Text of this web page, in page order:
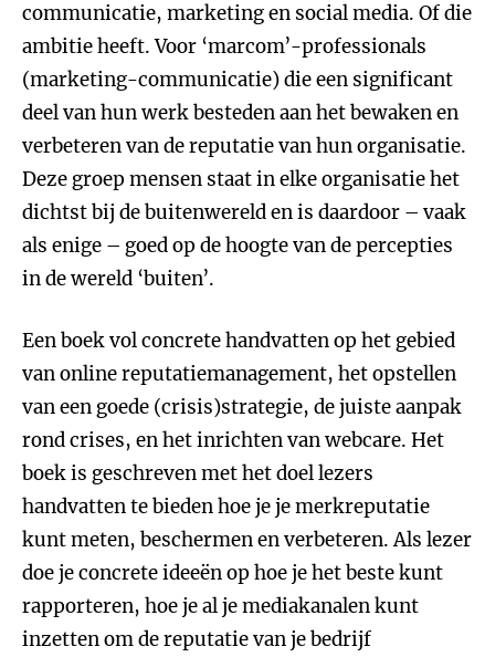
communicatie, marketing en social media. Of die
ambitie heeft. Voor ‘marcom’-professionals
(marketing-communicatie) die een significant
deel van hun werk besteden aan het bewaken en
verbeteren van de reputatie van hun organisatie.
Deze groep mensen staat in elke organisatie het
dichtst bij de buitenwereld en is daardoor – vaak
als enige – goed op de hoogte van de percepties
in de wereld ‘buiten’.
Een boek vol concrete handvatten op het gebied
van online reputatiemanagement, het opstellen
van een goede (crisis)strategie, de juiste aanpak
rond crises, en het inrichten van webcare. Het
boek is geschreven met het doel lezers
handvatten te bieden hoe je je merkreputatie
kunt meten, beschermen en verbeteren. Als lezer
doe je concrete ideeën op hoe je het beste kunt
rapporteren, hoe je al je mediakanalen kunt
inzetten om de reputatie van je bedrijf